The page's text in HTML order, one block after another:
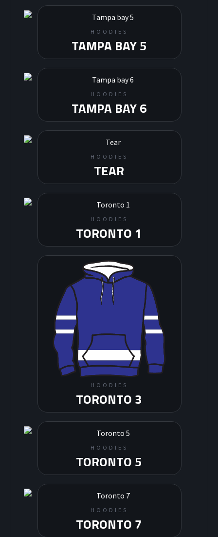
HOODIES
TAMPA BAY 5
HOODIES
TAMPA BAY 6
HOODIES
TEAR
HOODIES
TORONTO 1
HOODIES
TORONTO 3
HOODIES
TORONTO 5
HOODIES
TORONTO 7